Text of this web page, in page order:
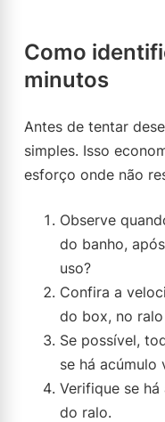
Como
minutos
Antes de tentar
simples. Isso
esforço onde não
Observe
do banho,
uso?
Confira a
do box, no
Se possível,
se há acúmulo
Verifique se
do ralo.